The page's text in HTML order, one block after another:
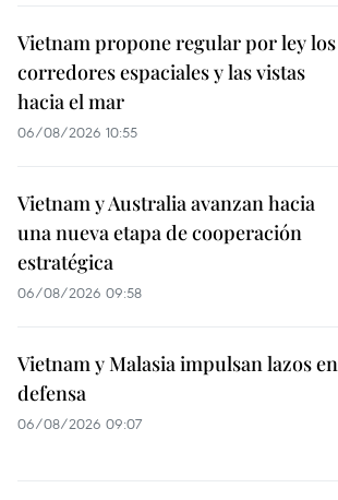
Vietnam propone regular por ley los
corredores espaciales y las vistas
hacia el mar
06/08/2026 10:55
Vietnam y Australia avanzan hacia
una nueva etapa de cooperación
estratégica
06/08/2026 09:58
Vietnam y Malasia impulsan lazos en
defensa
06/08/2026 09:07